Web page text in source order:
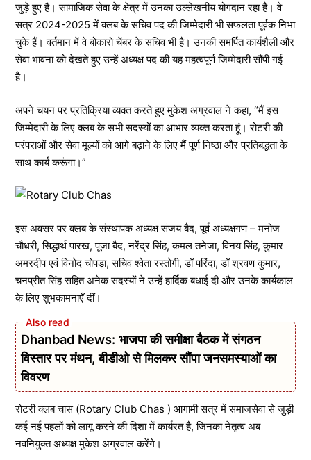
जुड़े हुए हैं। सामाजिक सेवा के क्षेत्र में उनका उल्लेखनीय योगदान रहा है। वे
सत्र 2024-2025 में क्लब के सचिव पद की जिम्मेदारी भी सफलता पूर्वक निभा
चुके हैं। वर्तमान में वे बोकारो चेंबर के सचिव भी है। उनकी समर्पित कार्यशैली और
सेवा भावना को देखते हुए उन्हें अध्यक्ष पद की यह महत्वपूर्ण जिम्मेदारी सौंपी गई
है।
अपने चयन पर प्रतिक्रिया व्यक्त करते हुए मुकेश अग्रवाल ने कहा, “मैं इस
जिम्मेदारी के लिए क्लब के सभी सदस्यों का आभार व्यक्त करता हूं। रोटरी की
परंपराओं और सेवा मूल्यों को आगे बढ़ाने के लिए मैं पूर्ण निष्ठा और प्रतिबद्धता के
साथ कार्य करूंगा।”
इस अवसर पर क्लब के संस्थापक अध्यक्ष संजय बैद, पूर्व अध्यक्षगण – मनोज
चौधरी, सिद्धार्थ पारख, पूजा बैद, नरेंद्र सिंह, कमल तनेजा, विनय सिंह, कुमार
अमरदीप एवं विनोद चोपड़ा, सचिव श्वेता रस्तोगी, डॉ परिंदा, डॉ श्रवण कुमार,
चनप्रीत सिंह सहित अनेक सदस्यों ने उन्हें हार्दिक बधाई दी और उनके कार्यकाल
के लिए शुभकामनाएँ दीं।
Dhanbad News: भाजपा की समीक्षा बैठक में संगठन
विस्तार पर मंथन, बीडीओ से मिलकर सौंपा जनसमस्याओं का
विवरण
रोटरी क्लब चास (Rotary Club Chas ) आगामी सत्र में समाजसेवा से जुड़ी
कई नई पहलों को लागू करने की दिशा में कार्यरत है, जिनका नेतृत्व अब
नवनियुक्त अध्यक्ष मुकेश अग्रवाल करेंगे।